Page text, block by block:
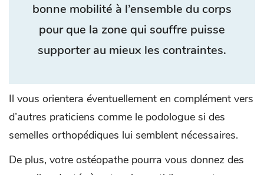
bonne mobilité à l’ensemble du corps
pour que la zone qui souffre puisse
supporter au mieux les contraintes.
Il vous orientera éventuellement en complément vers
d’autres praticiens comme le podologue si des
semelles orthopédiques lui semblent nécessaires.
De plus, votre ostéopathe pourra vous donnez des